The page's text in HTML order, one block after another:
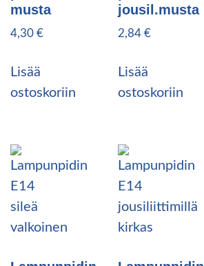
musta
4,30 €
Lisää
ostoskoriin
jousil.musta
2,84 €
Lisää
ostoskoriin